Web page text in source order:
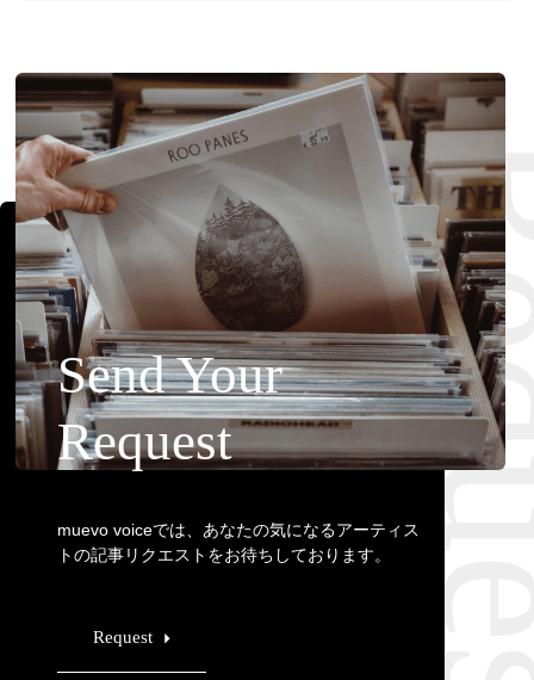
Send Your
Request
muevo voiceでは、あなたの気になるアーティス
トの記事リクエストをお待ちしております。
Request